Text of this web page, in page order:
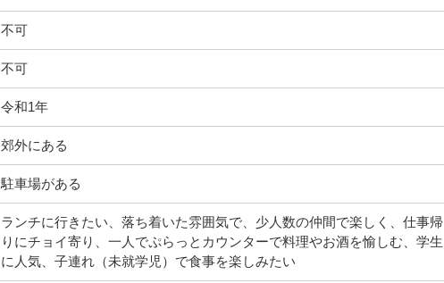
不可
不可
令和1年
郊外にある
駐車場がある
ランチに行きたい、落ち着いた雰囲気で、少人数の仲間で楽しく、仕事帰
りにチョイ寄り、一人でぷらっとカウンターで料理やお酒を愉しむ、学生
に人気、子連れ（未就学児）で食事を楽しみたい